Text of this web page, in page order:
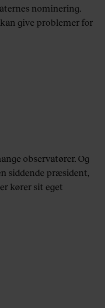
nominering.
give problemer for
observatører. Og
siddende præsident,
kører sit eget